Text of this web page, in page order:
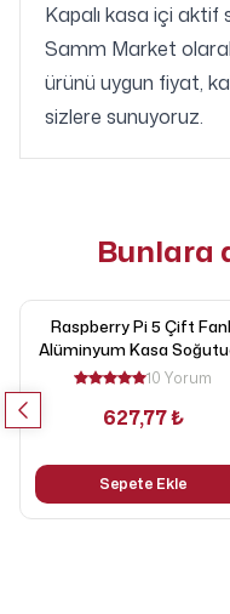
Kapalı kasa içi aktif
Samm Market
ürünü uygun fiyat,
sizlere sunuyoruz.
Bunlara
Raspberry Pi 5 Çift
Alüminyum Kasa
10 Yorum
627,77 ₺
Sepete Ekle